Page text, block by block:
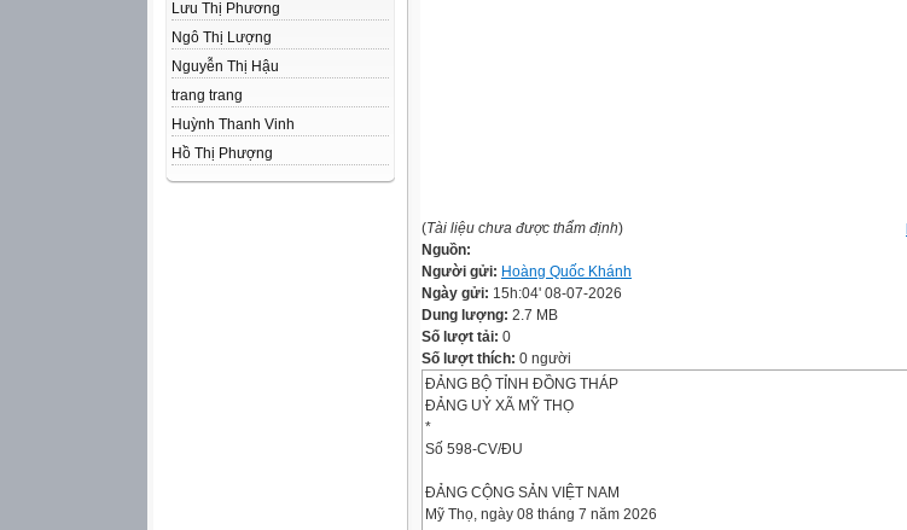
Lưu Thị Phương
Ngô Thị Lượng
Nguyễn Thị Hậu
trang trang
Huỳnh Thanh Vinh
Hồ Thị Phượng
(Tài liệu chưa được thẩm định)
Nguồn:
Người gửi: Hoàng Quốc Khánh
Ngày gửi: 15h:04' 08-07-2026
Dung lượng: 2.7 MB
Số lượt tải: 0
Số lượt thích: 0 người
ĐẢNG BỘ TỈNH ĐỒNG THÁP
ĐẢNG UỶ XÃ MỸ THỌ
*
Số 598-CV/ĐU
ĐẢNG CỘNG SẢN VIỆT NAM
Mỹ Thọ, ngày 08 tháng 7 năm 2026